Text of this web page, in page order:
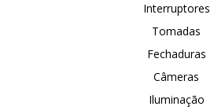
Interruptores
Tomadas
Fechaduras
Câmeras
Iluminação